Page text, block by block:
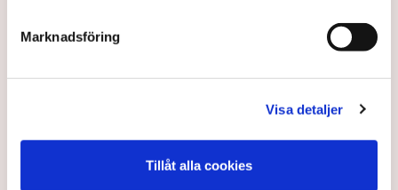
Marknadsföring
Visa detaljer
Tillåt alla cookies
verklighet
verklighet kommer det behövas uppemot 2 000
Av: Redaktionen